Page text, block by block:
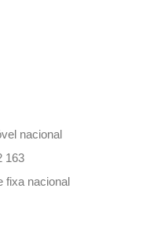
nacional
163
fixa nacional